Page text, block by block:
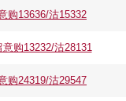
购13636/沽15332
购13232/沽28131
购24319/沽29547